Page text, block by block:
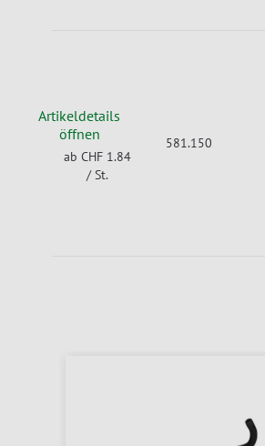
Artikeldetails
öffnen
ab CHF 1.84
/ St.
581.150